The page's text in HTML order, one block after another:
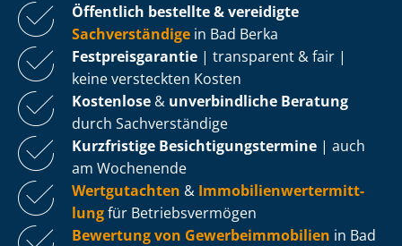
Öffentlich bestellte & vereidigte
Sachverständige in Bad Berka
Fest­preis­ga­ran­tie | transparent & fair |
keine versteckten Kosten
Kostenlose & unverbindliche Beratung
durch Sachverständige
Kurzfristige Be­sich­ti­gungs­ter­mi­ne | auch
am Wochenende
Wertgutachten & Im­mo­bi­li­en­wert­ermitt­
lungfür Be­triebs­ver­mö­gen
Bewertung von Ge­wer­be­im­mo­bi­li­en in Bad